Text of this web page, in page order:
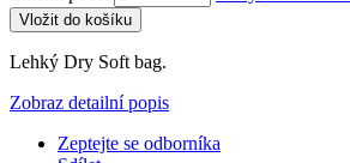
Vložit do košíku
Lehký Dry Soft bag.
Zobraz detailní popis
Zeptejte se odborníka